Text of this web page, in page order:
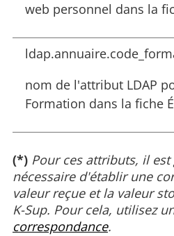
web personnel dans la
nom de l'attribut LDAP
Formation dans la fiche
(*) Pour ces attributs, il
nécessaire d'établir une
valeur reçue et la valeur
K-Sup. Pour cela, utilisez
correspondance.